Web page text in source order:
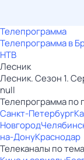
Телепрограмма
Телепрограмма в
НТВ
Лесник
Лесник. Сезон 1.
null
Телепрограмма по
Санкт-Петербург
Новгород
на-ДонуКраснодар
Телеканалы по